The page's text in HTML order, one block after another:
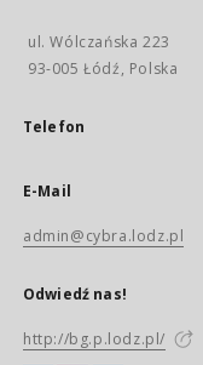
ul. Wólczańska 223
93-005 Łódź, Polska
Telefon
E-Mail
admin@cybra.lodz.pl
Odwiedź nas!
http://bg.p.lodz.pl/